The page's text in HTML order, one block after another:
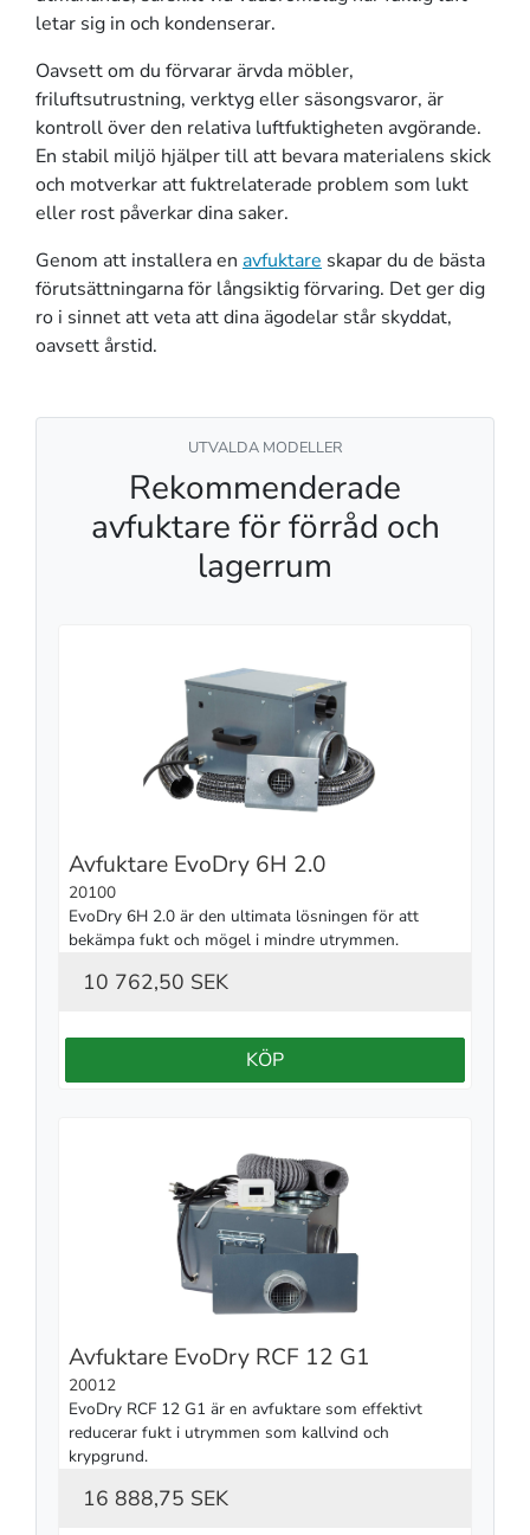
letar sig in och kondenserar.
Oavsett om du förvarar ärvda möbler,
friluftsutrustning, verktyg eller säsongsvaror, är
kontroll över den relativa luftfuktigheten avgörande.
En stabil miljö hjälper till att bevara materialens skick
och motverkar att fuktrelaterade problem som lukt
eller rost påverkar dina saker.
Genom att installera en avfuktare skapar du de bästa
förutsättningarna för långsiktig förvaring. Det ger dig
ro i sinnet att veta att dina ägodelar står skyddat,
oavsett årstid.
UTVALDA MODELLER
Rekommenderade
avfuktare för förråd och
lagerrum
Avfuktare EvoDry 6H 2.0
20100
EvoDry 6H 2.0 är den ultimata lösningen för att
bekämpa fukt och mögel i mindre utrymmen.
10 762,50 SEK
KÖP
Avfuktare EvoDry RCF 12 G1
20012
EvoDry RCF 12 G1 är en avfuktare som effektivt
reducerar fukt i utrymmen som kallvind och
krypgrund.
16 888,75 SEK